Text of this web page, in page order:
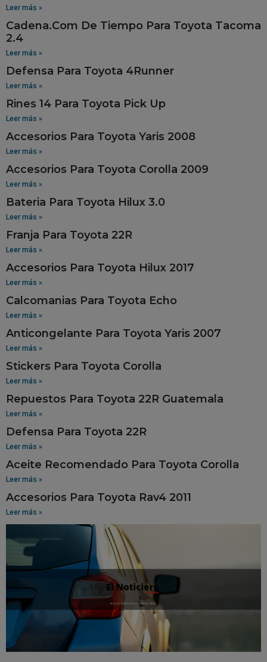
Leer más »
Cadena.Com De Tiempo Para Toyota Tacoma
2.4
Leer más »
Defensa Para Toyota 4Runner
Leer más »
Rines 14 Para Toyota Pick Up
Leer más »
Accesorios Para Toyota Yaris 2008
Leer más »
Accesorios Para Toyota Corolla 2009
Leer más »
Bateria Para Toyota Hilux 3.0
Leer más »
Franja Para Toyota 22R
Leer más »
Accesorios Para Toyota Hilux 2017
Leer más »
Calcomanias Para Toyota Echo
Leer más »
Anticongelante Para Toyota Yaris 2007
Leer más »
Stickers Para Toyota Corolla
Leer más »
Repuestos Para Toyota 22R Guatemala
Leer más »
Defensa Para Toyota 22R
Leer más »
Aceite Recomendado Para Toyota Corolla
Leer más »
Accesorios Para Toyota Rav4 2011
Leer más »